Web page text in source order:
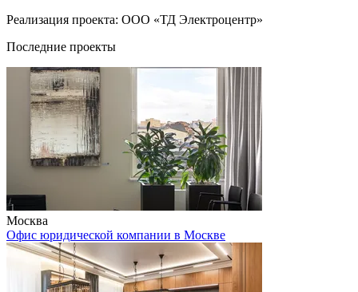
Реализация проекта: ООО «ТД Электроцентр»
Последние проекты
Москва
Офис юридической компании в Москве